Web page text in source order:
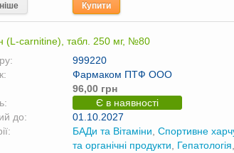
Купити
(L-carnitine), табл. 250 мг, №80
999220
Фармаком ПТФ ООО
96,00 грн
Є в наявності
до:
01.10.2027
БАДи та Вітаміни Спортивне
та органічні продукти
Гепатологія